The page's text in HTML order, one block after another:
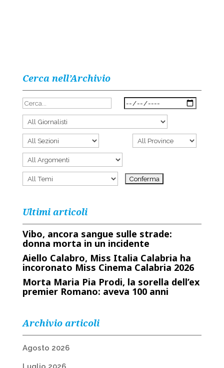
Cerca nell’Archivio
Ultimi articoli
Vibo, ancora sangue sulle strade:
donna morta in un incidente
Aiello Calabro, Miss Italia Calabria ha
incoronato Miss Cinema Calabria 2026
Morta Maria Pia Prodi, la sorella dell’ex
premier Romano: aveva 100 anni
Archivio articoli
Agosto 2026